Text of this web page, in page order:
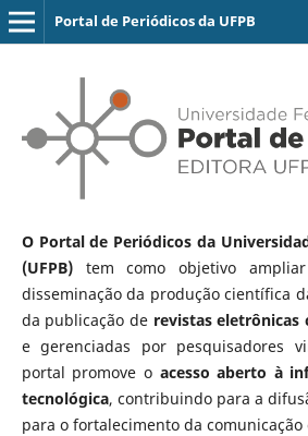
Portal de Periódicos da UFPB
O Portal de Periódicos da
(UFPB)tem como objetivo
disseminação da produção científica
da publicação de revistas eletrônicas
e gerenciadas por pesquisadores
portal promove o acesso aberto à
tecnológica, contribuindo para a
para o fortalecimento da